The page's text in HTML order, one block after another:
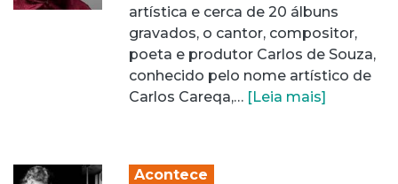
artística e cerca de 20 álbuns
gravados, o cantor, compositor,
poeta e produtor Carlos de Souza,
conhecido pelo nome artístico de
Carlos Careqa,… [Leia mais]
Acontece